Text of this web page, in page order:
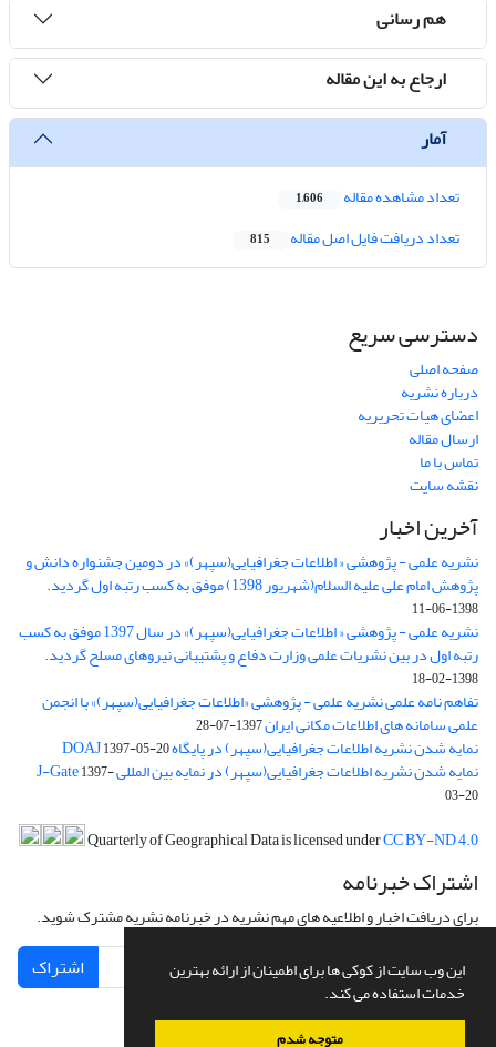
این وب سایت از کوکی ها برای اطمینان از ارائه بهترین
خدمات استفاده می کند.
متوجه شدم
هم رسانی
ارجاع به این مقاله
آمار
تعداد مشاهده مقاله 1,606
تعداد دریافت فایل اصل مقاله 815
دسترسی سریع
صفحه اصلی
درباره نشریه
اعضای هیات تحریریه
ارسال مقاله
تماس با ما
نقشه سایت
آخرین اخبار
نشریه علمی - پژوهشی « اطلاعات جغرافیایی(سپهر)» در دومین جشنواره دانش و
پژوهش امام علی علیه السلام(شهریور 1398) موفق به کسب رتبه اول گردید.
1398-06-11
نشریه علمی - پژوهشی « اطلاعات جغرافیایی(سپهر)» در سال 1397 موفق به کسب
رتبه اول در بین نشریات علمی وزارت دفاع و پشتیبانی نیروهای مسلح گردید.
1398-02-18
تفاهم نامه علمی نشریه علمی - پژوهشی «اطلاعات جغرافیایی(سپهر)» با انجمن
علمی سامانه های اطلاعات مکانی ایران1397-07-28
نمایه شدن نشریه اطلاعات جغرافیایی(سپهر) در پایگاه DOAJ1397-05-20
نمایه شدن نشریه اطلاعات جغرافیایی(سپهر) در نمایه بین المللی J-Gate1397-
03-20
Quarterly of Geographical Data is licensed underCC BY-ND 4.0
اشتراک خبرنامه
برای دریافت اخبار و اطلاعیه های مهم نشریه در خبرنامه نشریه مشترک شوید.
اشتراک